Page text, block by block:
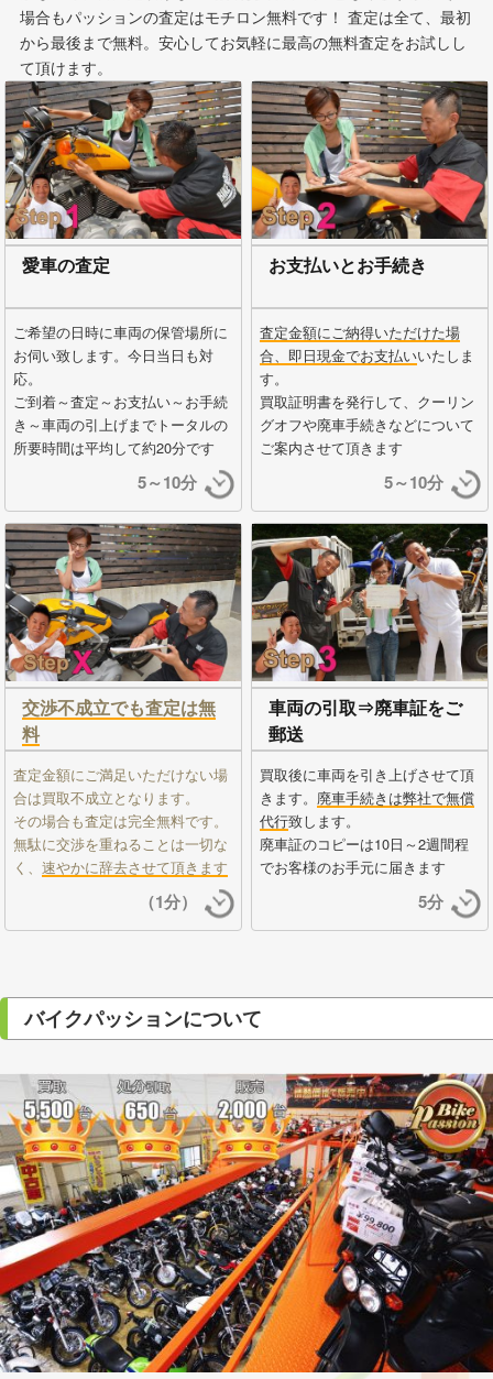
場合もパッションの査定はモチロン無料です！ 査定は全て、最初
から最後まで無料。安心してお気軽に最高の無料査定をお試しし
て頂けます。
愛車の査定
ご希望の日時に車両の保管場所に
お伺い致します。今日当日も対
応。
ご到着～査定～お支払い～お手続
き～車両の引上げまでトータルの
所要時間は平均して約20分です
5～10分
お支払いとお手続き
査定金額にご納得いただけた場
合、即日現金でお支払いいたしま
す。
買取証明書を発行して、クーリン
グオフや廃車手続きなどについて
ご案内させて頂きます
5～10分
交渉不成立でも査定は無
料
査定金額にご満足いただけない場
合は買取不成立となります。
その場合も査定は完全無料です。
無駄に交渉を重ねることは一切な
く、 速やかに辞去させて頂きます
（1分）
車両の引取⇒廃車証をご
郵送
買取後に車両を引き上げさせて頂
きます。 廃車手続きは弊社で無償
代行致します。
廃車証のコピーは10日～2週間程
でお客様のお手元に届きます
5分
バイクパッションについて